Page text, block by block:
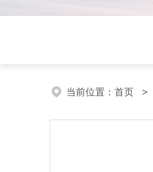
当前位置： 首页 >